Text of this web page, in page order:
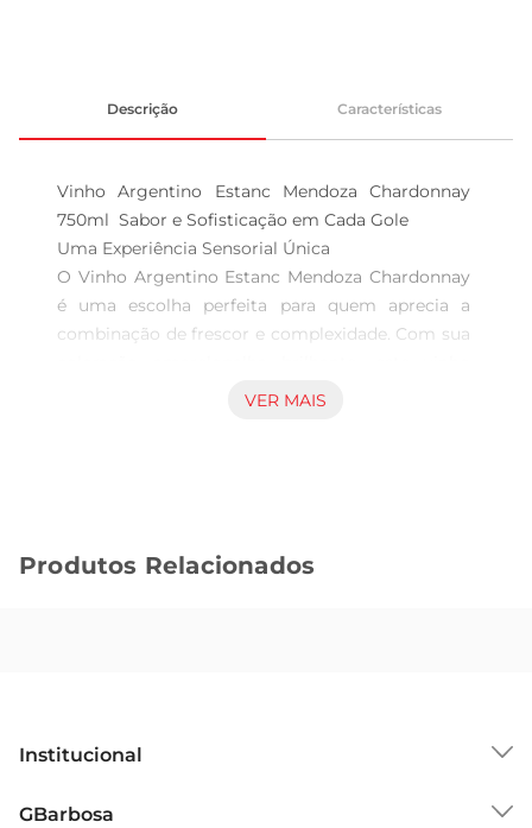
Descrição Características
Vinho Argentino Estanc Mendoza Chardonnay
750ml  Sabor e Sofisticação em Cada Gole
Uma Experiência Sensorial Única
O Vinho Argentino Estanc Mendoza Chardonnay
é uma escolha perfeita para quem aprecia a
combinação de frescor e complexidade. Com sua
proporciona uma experiência visual que antecipa
Harmonização Perfeita
celebrações, trazendo um toque de sofisticação a
Produção e Qualidade
VER MAIS
Produtos Relacionados
Institucional
GBarbosa